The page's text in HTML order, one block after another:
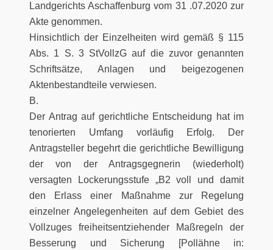
Landgerichts Aschaffenburg vom 31 .07.2020 zur
Akte genommen.
Hinsichtlich der Einzelheiten wird gemäß § 115
Abs. 1 S. 3 StVollzG auf die zuvor genannten
Schriftsätze, Anlagen und beigezogenen
Aktenbestandteile verwiesen.
B.
Der Antrag auf gerichtliche Entscheidung hat im
tenorierten Umfang vorläufig Erfolg. Der
Antragsteller begehrt die gerichtliche Bewilligung
der von der Antragsgegnerin (wiederholt)
versagten Lockerungsstufe „B2 voll und damit
den Erlass einer Maßnahme zur Regelung
einzelner Angelegenheiten auf dem Gebiet des
Vollzuges freiheitsentziehender Maßregeln der
Besserung und Sicherung [Pollähne in: